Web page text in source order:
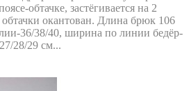
обтачке, застёгивается на 2
окантован. Длина брюк 106
36/38/40, ширина по линии бедёр-
28/29 см...